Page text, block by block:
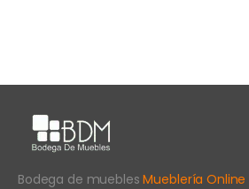
Bodega de mueblesMueblería Online